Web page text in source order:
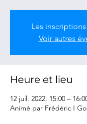
Les
Voir autres
Heure et lieu
12 juil. 2022, 15:00 –
Animé par Frédéric I